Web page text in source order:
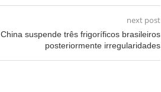
next post
China suspende três frigoríficos brasileiros
posteriormente irregularidades